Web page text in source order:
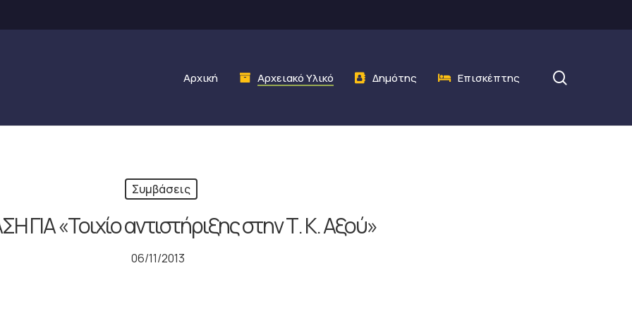
Αρχική Αρχειακό Υλικό Δημότης Επισκέπτης
Συμβάσεις
ΓΙΑ «Τοιχίο αντιστήριξης στην Τ. Κ. Αξού»
06/11/2013